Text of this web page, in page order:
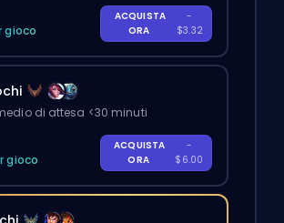
gioco
ACQUISTA
ORA
-
$3.32
di attesa <30 minuti
gioco
ACQUISTA
ORA
-
$6.00